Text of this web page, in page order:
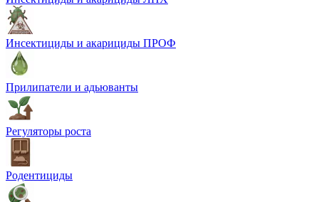
Инсектициды и акарициды ПРОФ
Прилипатели и адьюванты
Регуляторы роста
Родентициды